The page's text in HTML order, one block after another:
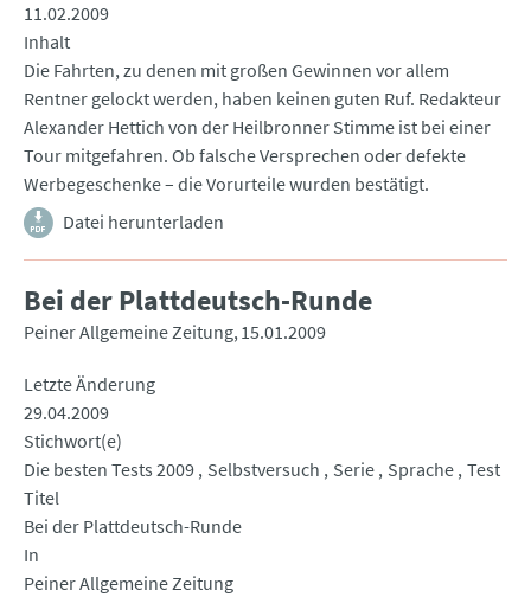
11.02.2009
Inhalt
Die Fahrten, zu denen mit großen Gewinnen vor allem
Rentner gelockt werden, haben keinen guten Ruf. Redakteur
Alexander Hettich von der Heilbronner Stimme ist bei einer
Tour mitgefahren. Ob falsche Versprechen oder defekte
Werbegeschenke – die Vorurteile wurden bestätigt.
Datei herunterladen
Bei der Plattdeutsch-Runde
Peiner Allgemeine Zeitung 15.01.2009
Letzte Änderung
29.04.2009
Stichwort(e)
Die besten Tests 2009 Selbstversuch Serie Sprache Test
Titel
Bei der Plattdeutsch-Runde
In
Peiner Allgemeine Zeitung